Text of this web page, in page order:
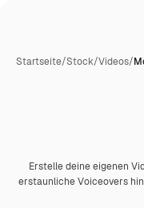
Startseite/Stock/Videos/
Premium
Erstelle deine eigenen
erstaunliche Voiceovers